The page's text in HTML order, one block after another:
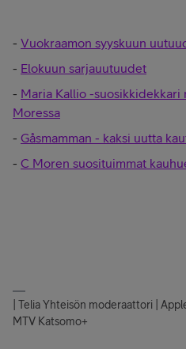
- Vuokraamon syyskuun
- Elokuun sarjauutuudet
- Maria Kallio -suosikkidekkari
Moressa
- Gåsmamman - kaksi uutta
- C Moren suosituimmat
| Telia Yhteisön moderaattori |
MTV Katsomo+